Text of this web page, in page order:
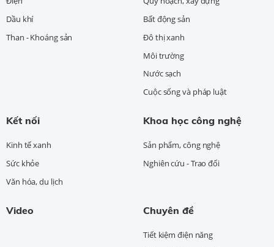
Dầu khí
Than - Khoáng sản
Bất động sản
Đô thị xanh
Môi trường
Nước sạch
Cuộc sống và pháp luật
Kết nối
Kinh tế xanh
Sức khỏe
Văn hóa, du lịch
Khoa học công nghệ
Sản phẩm, công nghệ
Nghiên cứu - Trao đổi
Video Chuyên đề
Tiết kiệm điện năng